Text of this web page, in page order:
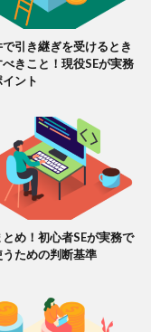
引き継ぎを受けるとき
きこと！現役SEが実務
ント
め！初心者SEが実務で
ための判断基準